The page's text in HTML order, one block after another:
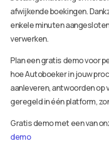
afwijkende boekingen.
enkele minuten
verwerken.
Plan een gratis demo voor
hoe Autoboeker in jouw
aanleveren, antwoorden op
geregeld in één platform,
Gratis demo met een van
demo